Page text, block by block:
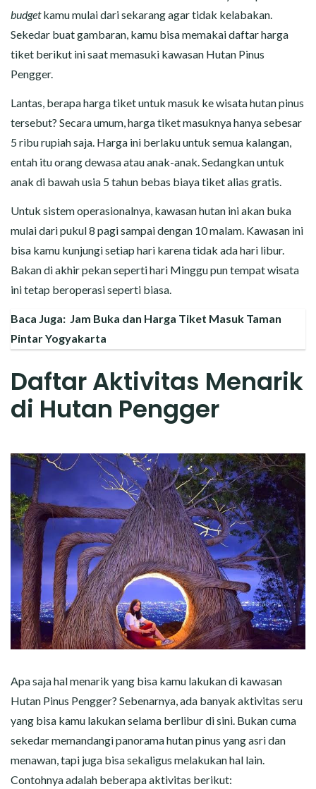
budgetkamu mulai dari sekarang agar tidak kelabakan.
Sekedar buat gambaran, kamu bisa memakai daftar harga
tiket berikut ini saat memasuki kawasan Hutan Pinus
Pengger.
Lantas, berapa harga tiket untuk masuk ke wisata hutan pinus
tersebut? Secara umum, harga tiket masuknya hanya sebesar
5 ribu rupiah saja. Harga ini berlaku untuk semua kalangan,
entah itu orang dewasa atau anak-anak. Sedangkan untuk
anak di bawah usia 5 tahun bebas biaya tiket alias gratis.
Untuk sistem operasionalnya, kawasan hutan ini akan buka
mulai dari pukul 8 pagi sampai dengan 10 malam. Kawasan ini
bisa kamu kunjungi setiap hari karena tidak ada hari libur.
Bakan di akhir pekan seperti hari Minggu pun tempat wisata
ini tetap beroperasi seperti biasa.
Baca Juga: Jam Buka dan Harga Tiket Masuk Taman
Pintar Yogyakarta
Daftar Aktivitas Menarik
di Hutan Pengger
Apa saja hal menarik yang bisa kamu lakukan di kawasan
Hutan Pinus Pengger? Sebenarnya, ada banyak aktivitas seru
yang bisa kamu lakukan selama berlibur di sini. Bukan cuma
sekedar memandangi panorama hutan pinus yang asri dan
menawan, tapi juga bisa sekaligus melakukan hal lain.
Contohnya adalah beberapa aktivitas berikut: